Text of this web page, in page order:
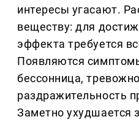
интересы угасают.
веществу: для
эффекта требуется
Появляются
бессонница,
раздражительность
Заметно ухудшается